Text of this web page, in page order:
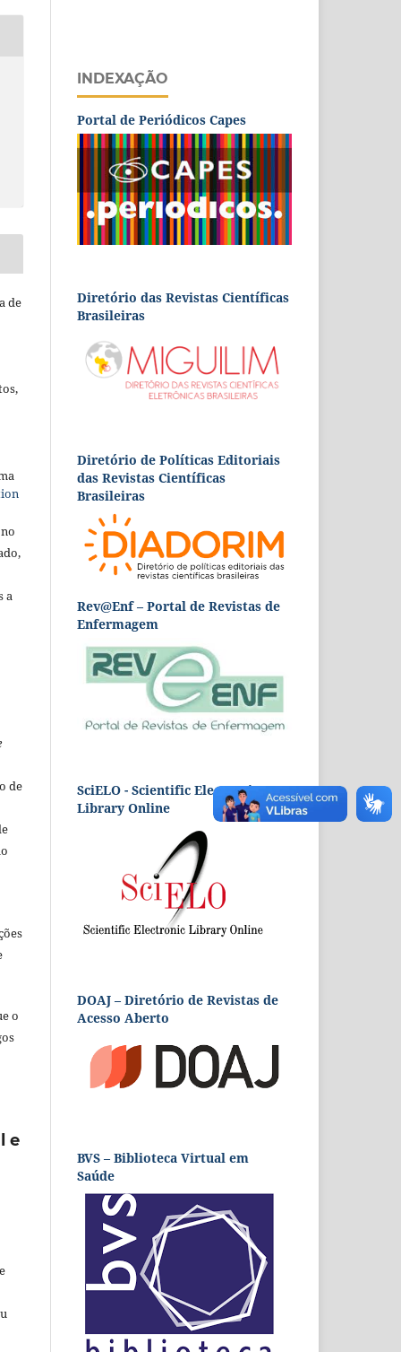
de
a
de
o
e
INDEXAÇÃO
Portal de Periódicos Capes
Diretório das Revistas Científicas
Brasileiras
Diretório de Políticas Editoriais
das Revistas Científicas
Brasileiras
Rev@Enf – Portal de Revistas de
Enfermagem
SciELO - Scientific Electronic
Library Online
DOAJ – Diretório de Revistas de
Acesso Aberto
BVS – Biblioteca Virtual em
Saúde